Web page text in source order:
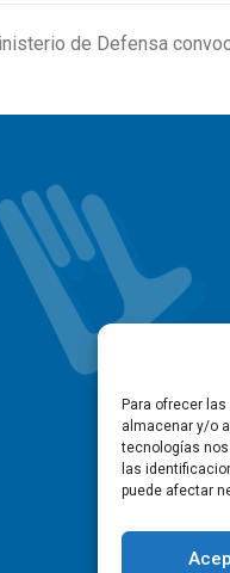
Para ofrecer
almacenar y/o
tecnologías
las
puede afectar
de Defensa